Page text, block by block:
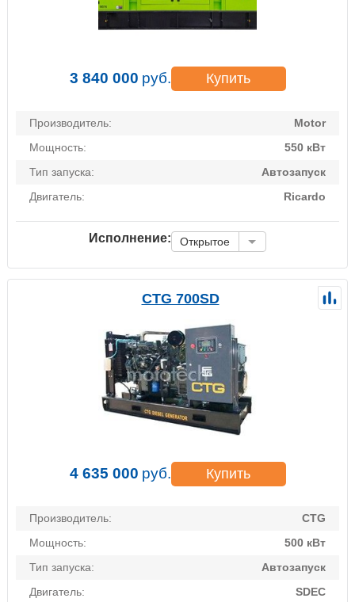
3 840 000 руб. Купить
Производитель:
Motor
Мощность:
550 кВт
Тип запуска:
Автозапуск
Двигатель:
Ricardo
Исполнение: Открытое
CTG 700SD
4 635 000 руб. Купить
Производитель:
CTG
Мощность:
500 кВт
Тип запуска:
Автозапуск
Двигатель:
SDEC